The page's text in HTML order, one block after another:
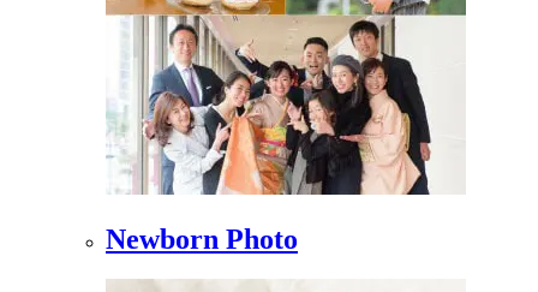
Newborn Photo